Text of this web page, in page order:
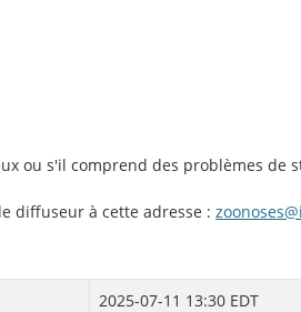
ou s'il comprend des problèmes de
diffuseur à cette adresse :
2025-07-11 13:30 EDT